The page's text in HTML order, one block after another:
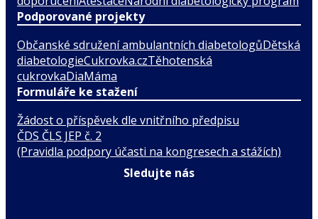
Podporované projekty
Občanské sdružení ambulantních diabetologůDětská
diabetologieCukrovka.czTěhotenská
cukrovkaDiaMáma
Formuláře ke stažení
Žádost o příspěvek dle vnitřního předpisu
ČDS ČLS JEP č. 2
(Pravidla podpory účasti na kongresech a stážích)
Sledujte nás